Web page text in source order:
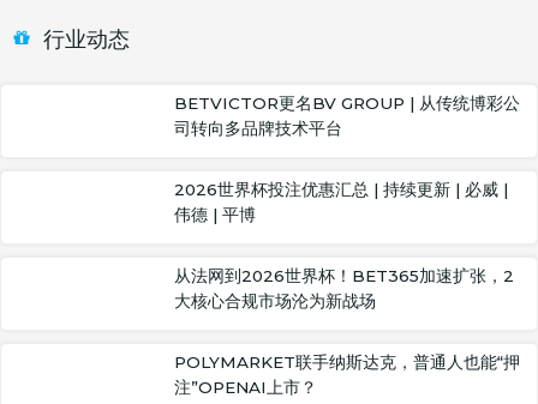
行业动态
BETVICTOR更名BV GROUP | 从传统博彩公
司转向多品牌技术平台
2026世界杯投注优惠汇总 | 持续更新 | 必威 |
伟德 | 平博
从法网到2026世界杯！BET365加速扩张，2
大核心合规市场沦为新战场
POLYMARKET联手纳斯达克，普通人也能“押
注”OPENAI上市？